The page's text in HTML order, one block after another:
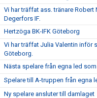
Vi har träffat ass. tränare
Degerfors IF.
Hertzöga BK-IFK Göteborg
Vi har träffat Julia Valentin inför
Göteborg.
Nästa spelare från egna led
Spelare till A-truppen från egna
Ny spelare ansluter till damlaget